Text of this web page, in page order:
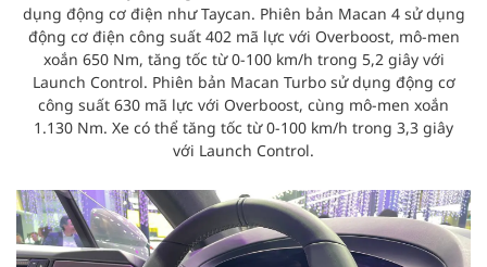
dụng động cơ điện như Taycan. Phiên bản Macan 4 sử dụng
động cơ điện công suất 402 mã lực với Overboost, mô-men
xoắn 650 Nm, tăng tốc từ 0-100 km/h trong 5,2 giây với
Launch Control. Phiên bản Macan Turbo sử dụng động cơ
công suất 630 mã lực với Overboost, cùng mô-men xoắn
1.130 Nm. Xe có thể tăng tốc từ 0-100 km/h trong 3,3 giây
với Launch Control.